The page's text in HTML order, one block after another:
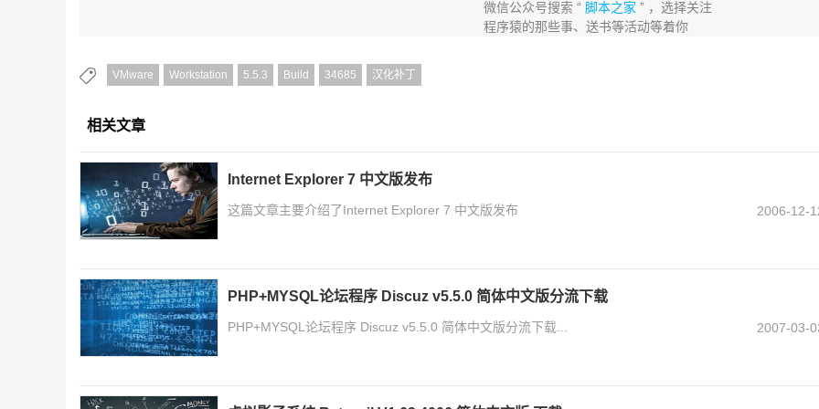
微信公众号搜索 “脚本之家 ” ，选择关注
程序猿的那些事、送书等活动等着你
VMware Workstation 5.5.3 Build 34685 汉化补丁
相关文章
Internet Explorer 7 中文版发布
这篇文章主要介绍了Internet Explorer 7 中文版发布 2006-12-
PHP+MYSQL论坛程序 Discuz v5.5.0 简体中文版分流下载
PHP+MYSQL论坛程序 Discuz v5.5.0 简体中文版分流下载... 2007-03-